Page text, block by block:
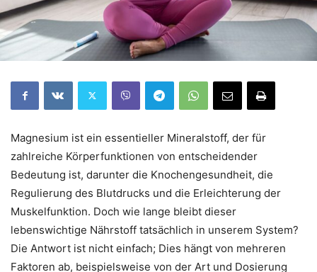
Magnesium ist ein essentieller Mineralstoff, der für
zahlreiche Körperfunktionen von entscheidender
Bedeutung ist, darunter die Knochengesundheit, die
Regulierung des Blutdrucks und die Erleichterung der
Muskelfunktion. Doch wie lange bleibt dieser
lebenswichtige Nährstoff tatsächlich in unserem System?
Die Antwort ist nicht einfach; Dies hängt von mehreren
Faktoren ab, beispielsweise von der Art und Dosierung